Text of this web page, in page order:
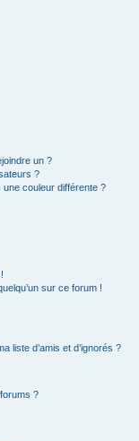
un ?
?
une couleur différente ?
sur ce forum !
liste d’amis et d’ignorés ?
?